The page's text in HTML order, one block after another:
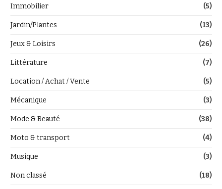
Immobilier (5)
Jardin/Plantes (13)
Jeux & Loisirs (26)
Littérature (7)
Location / Achat / Vente (5)
Mécanique (3)
Mode & Beauté (38)
Moto & transport (4)
Musique (3)
Non classé (18)